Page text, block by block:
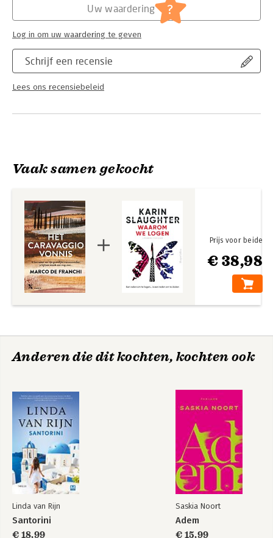
'Een verrassende thriller vol onverwachte wendingen waar we
niets over kunnen zeggen: je moet het ervaren.' - ELLE Italia
ontdekking.' - La Repubblica
Schrijf een recensie
Lees ons recensiebeleid
Uw waardering ?
Log in om uw waardering te geven
Vaak samen gekocht
€ 38,98
Prijs voor beide
Anderen die dit kochten, kochten ook
Linda van Rijn
Santorini
€ 18,99
Saskia Noort
Adem
€ 15,99